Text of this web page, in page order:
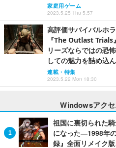
家庭用ゲーム
2023.5.25 Thu 5:57
高評価サバイバルホ
『The Outlast
リーズならではの恐
しての魅力を詰め込
連載・特集
2023.5.22 Mon 18:30
Windowsアク
祖国に裏切られた
になった―1998年
録』全面リメイク